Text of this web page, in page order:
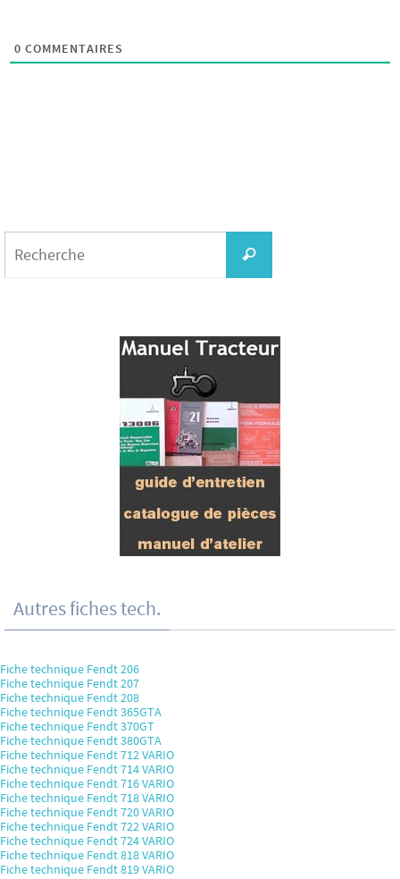
0 COMMENTAIRES
Recherche
Autres fiches tech.
Fiche technique Fendt 206
Fiche technique Fendt 207
Fiche technique Fendt 208
Fiche technique Fendt 365GTA
Fiche technique Fendt 370GT
Fiche technique Fendt 380GTA
Fiche technique Fendt 712 VARIO
Fiche technique Fendt 714 VARIO
Fiche technique Fendt 716 VARIO
Fiche technique Fendt 718 VARIO
Fiche technique Fendt 720 VARIO
Fiche technique Fendt 722 VARIO
Fiche technique Fendt 724 VARIO
Fiche technique Fendt 818 VARIO
Fiche technique Fendt 819 VARIO